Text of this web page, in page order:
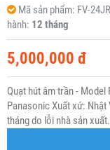
Mã sản phẩm: FV-
hành: 12 tháng
5,000,000 đ
Quạt hút âm trần - Model
Panasonic Xuất xứ:
tháng do lỗi nhà sản xuất.